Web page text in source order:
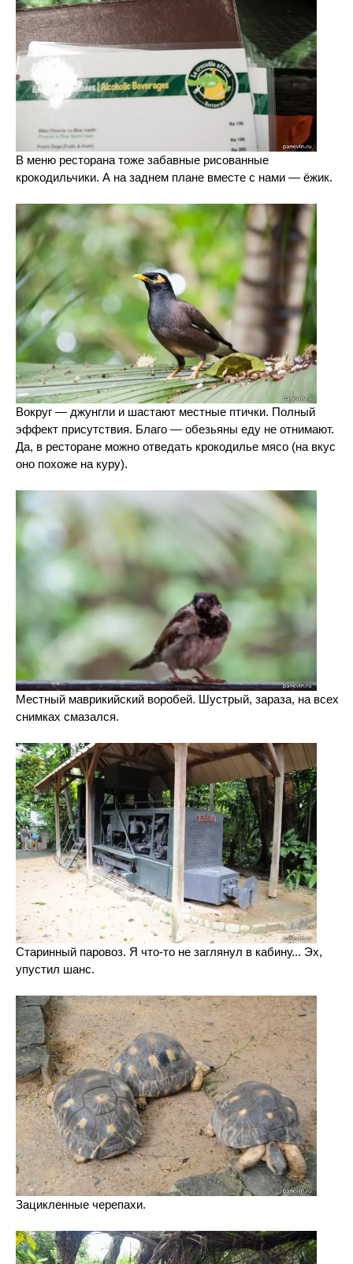
В меню ресторана тоже забавные рисованные
крокодильчики. А на заднем плане вместе с нами — ёжик.
Вокруг — джунгли и шастают местные птички. Полный
эффект присутствия. Благо — обезьяны еду не отнимают.
Да, в ресторане можно отведать крокодилье мясо (на вкус
оно похоже на куру).
Местный маврикийский воробей. Шустрый, зараза, на всех
снимках смазался.
Старинный паровоз. Я что-то не заглянул в кабину... Эх,
упустил шанс.
Зацикленные черепахи.